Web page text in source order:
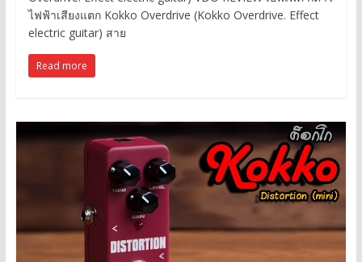
ไฟฟ้าเสียงแตก Kokko Overdrive (Kokko Overdrive. Effect
electric guitar) สาย
Read more